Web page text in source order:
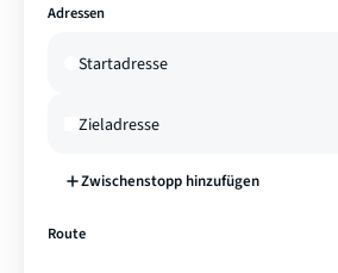
Adressen
Zwischenstopp hinzufügen
Route